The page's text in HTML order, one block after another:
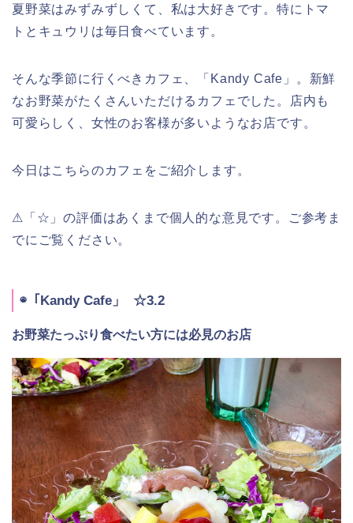
夏野菜はみずみずしくて、私は大好きです。特にトマ
トとキュウリは毎日食べています。
そんな季節に行くべきカフェ、「Kandy Cafe」。新鮮
なお野菜がたくさんいただけるカフェでした。店内も
可愛らしく、女性のお客様が多いようなお店です。
今日はこちらのカフェをご紹介します。
⚠︎「☆」の評価はあくまで個人的な意見です。ご参考ま
でにご覧ください。
◉「Kandy Cafe」 ☆3.2
お野菜たっぷり食べたい方には必見のお店